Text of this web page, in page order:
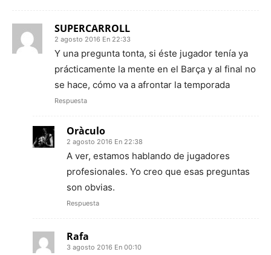
SUPERCARROLL
2 agosto 2016 En 22:33
Y una pregunta tonta, si éste jugador tenía ya
prácticamente la mente en el Barça y al final no
se hace, cómo va a afrontar la temporada
Respuesta
Oràculo
2 agosto 2016 En 22:38
A ver, estamos hablando de jugadores
profesionales. Yo creo que esas preguntas
son obvias.
Respuesta
Rafa
3 agosto 2016 En 00:10